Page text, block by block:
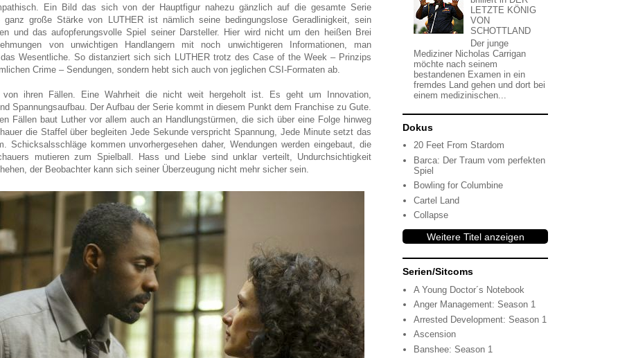
Ein Bild das sich von der Hauptfigur nahezu gänzlich auf die gesamte Serie
ganz große Stärke von LUTHER ist nämlich seine bedingungslose Geradlinigkeit, sein
und das aufopferungsvolle Spiel seiner Darsteller. Hier wird nicht um den heißen Brei
von unwichtigen Handlangern mit noch unwichtigeren Informationen, man
Wesentliche. So distanziert sich sich LUTHER trotz des Case of the Week – Prinzips
Crime – Sendungen, sondern hebt sich auch von jeglichen CSI-Formaten ab.
von ihren Fällen. Eine Wahrheit die nicht weit hergeholt ist. Es geht um Innovation,
Spannungsaufbau. Der Aufbau der Serie kommt in diesem Punkt dem Franchise zu Gute.
Fällen baut Luther vor allem auch an Handlungstürmen, die sich über eine Folge hinweg
die Staffel über begleiten Jede Sekunde verspricht Spannung, Jede Minute setzt das
Schicksalsschläge kommen unvorhergesehen daher, Wendungen werden eingebaut, die
mutieren zum Spielball. Hass und Liebe sind unklar verteilt, Undurchsichtigkeit
der Beobachter kann sich seiner Überzeugung nicht mehr sicher sein.
LETZTE KÖNIG
VON
SCHOTTLAND
Der junge
Mediziner Nicholas Carrigan
möchte nach seinem
bestandenen Examen in ein
fremdes Land gehen und dort bei
einem medizinischen...
Dokus
20 Feet From Stardom
Barca: Der Traum vom perfekten
Spiel
Bowling for Columbine
Cartel Land
Collapse
Weitere Titel anzeigen
Serien/Sitcoms
A Young Doctor´s Notebook
Anger Management: Season 1
Arrested Development: Season 1
Ascension
Banshee: Season 1